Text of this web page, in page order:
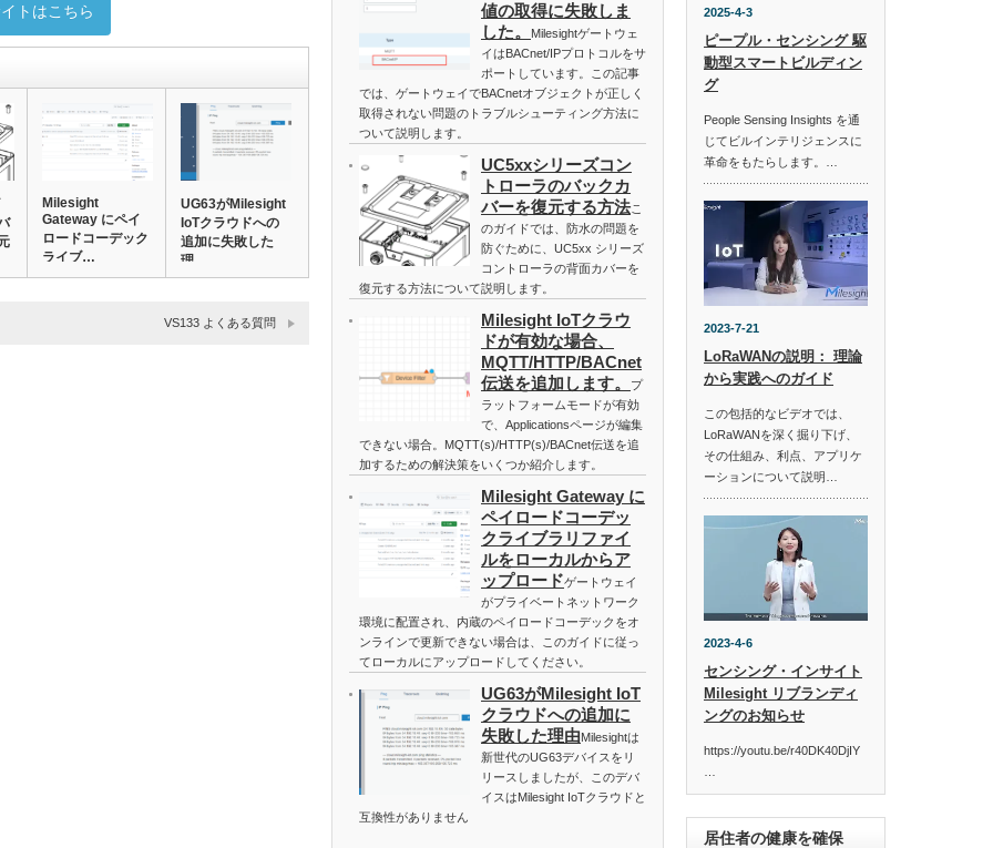
トはこちら
Milesight
Gateway にペイ
ロードコーデック
ライブ…
UG63がMilesight
IoTクラウドへの
追加に失敗した
理…
VS133 よくある質問
値の取得に失敗しま
した。
Milesightゲートウェ
イはBACnet/IPプロトコルをサ
ポートしています。この記事
では、ゲートウェイでBACnetオブジェクトが正しく
取得されない問題のトラブルシューティング方法に
ついて説明します。
UC5xxシリーズコン
トローラのバックカ
バーを復元する方法こ
のガイドでは、防水の問題を
防ぐために、UC5xx シリーズ
コントローラの背面カバーを
復元する方法について説明します。
Milesight IoTクラウ
ドが有効な場合、
MQTT/HTTP/BACnet
伝送を追加します。
プ
ラットフォームモードが有効
で、Applicationsページが編集
できない場合。MQTT(s)/HTTP(s)/BACnet伝送を追
加するための解決策をいくつか紹介します。
Milesight Gateway に
ペイロードコーデッ
クライブラリファイ
ルをローカルからア
ップロードゲートウェイ
がプライベートネットワーク
環境に配置され、内蔵のペイロードコーデックをオ
ンラインで更新できない場合は、このガイドに従っ
てローカルにアップロードしてください。
UG63がMilesight IoT
クラウドへの追加に
失敗した理由Milesightは
新世代のUG63デバイスをリ
リースしましたが、このデバ
イスはMilesight IoTクラウドと
互換性がありません
2025-4-3
ピープル・センシング 駆
動型スマートビルディン
グ
People Sensing Insights を通
じてビルインテリジェンスに
革命をもたらします。…
2023-7-21
LoRaWANの説明： 理論
から実践へのガイド
この包括的なビデオでは、
LoRaWANを深く掘り下げ、
その仕組み、利点、アプリケ
ーションについて説明…
2023-4-6
センシング・インサイト
Milesight リブランディ
ングのお知らせ
https://youtu.be/r40DK40DjIY
居住者の健康を確保